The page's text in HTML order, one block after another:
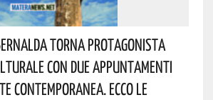
Torna Protagonista
Con Due Appuntamenti
Contemporanea. Ecco Le